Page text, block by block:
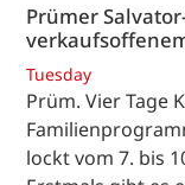
Prümer
Tuesday
Prüm. Vier Tage
lockt vom 7. bis